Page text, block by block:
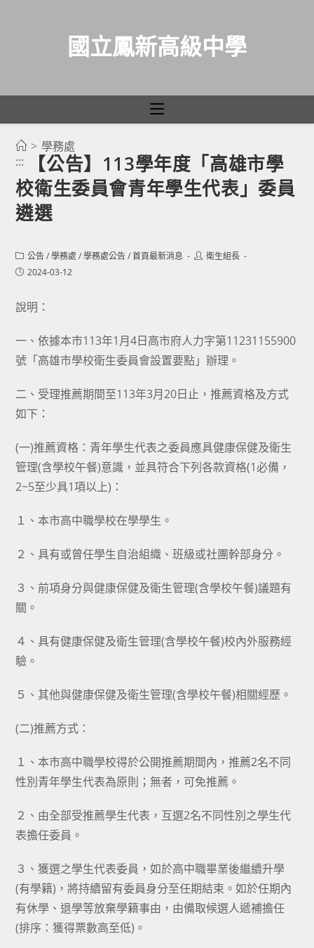
國立鳳新高級中學
> 學務處
:::
【公告】113學年度「高雄市學
校衛生委員會青年學生代表」委員
遴選
Post
category:
公告 / 學務處 / 學務處公告 / 首頁最新消息
Post衛生組長
Post2024-03-12
說明：
一、依據本市113年1月4日高市府人力字第11231155900
號「高雄市學校衛生委員會設置要點」辦理。
二、受理推薦期間至113年3月20日止，推薦資格及方式
如下：
(一)推薦資格：青年學生代表之委員應具健康保健及衛生
管理(含學校午餐)意識，並具符合下列各款資格(1必備，
2~5至少具1項以上)：
１、本市高中職學校在學學生。
２、具有或曾任學生自治組織、班級或社團幹部身分。
３、前項身分與健康保健及衛生管理(含學校午餐)議題有
關。
４、具有健康保健及衛生管理(含學校午餐)校內外服務經
驗。
５、其他與健康保健及衛生管理(含學校午餐)相關經歷。
(二)推薦方式：
１、本市高中職學校得於公開推薦期間內，推薦2名不同
性別青年學生代表為原則；無者，可免推薦。
２、由全部受推薦學生代表，互選2名不同性別之學生代
表擔任委員。
３、獲選之學生代表委員，如於高中職畢業後繼續升學
(有學籍)，將持續留有委員身分至任期結束。如於任期內
有休學、退學等放棄學籍事由，由備取候選人遞補擔任
(排序：獲得票數高至低)。